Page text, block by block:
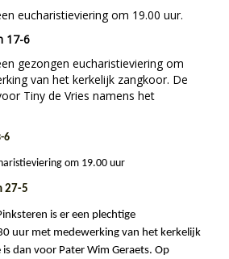
eucharistieviering om 19.00 uur.
17-6
gezongen eucharistieviering om
van het kerkelijk zangkoor. De
Tiny de Vries namens het
6
om 19.00 uur
27-5
is er een plechtige
uur met medewerking van het kerkelijk
is dan voor Pater Wim Geraets. Op